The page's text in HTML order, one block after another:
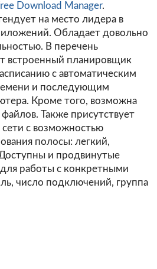
Download Manager.
на место лидера в
Обладает довольно
В перечень
встроенный планировщик
с автоматическим
и последующим
Кроме того, возможна
Также присутствует
с возможностью
полосы: легкий,
и продвинутые
работы с конкретными
число подключений, группа